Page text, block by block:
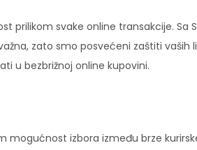
prilikom svake online transakcije.
zato smo posvećeni zaštiti
u bezbrižnoj online kupovini.
izbora između brze